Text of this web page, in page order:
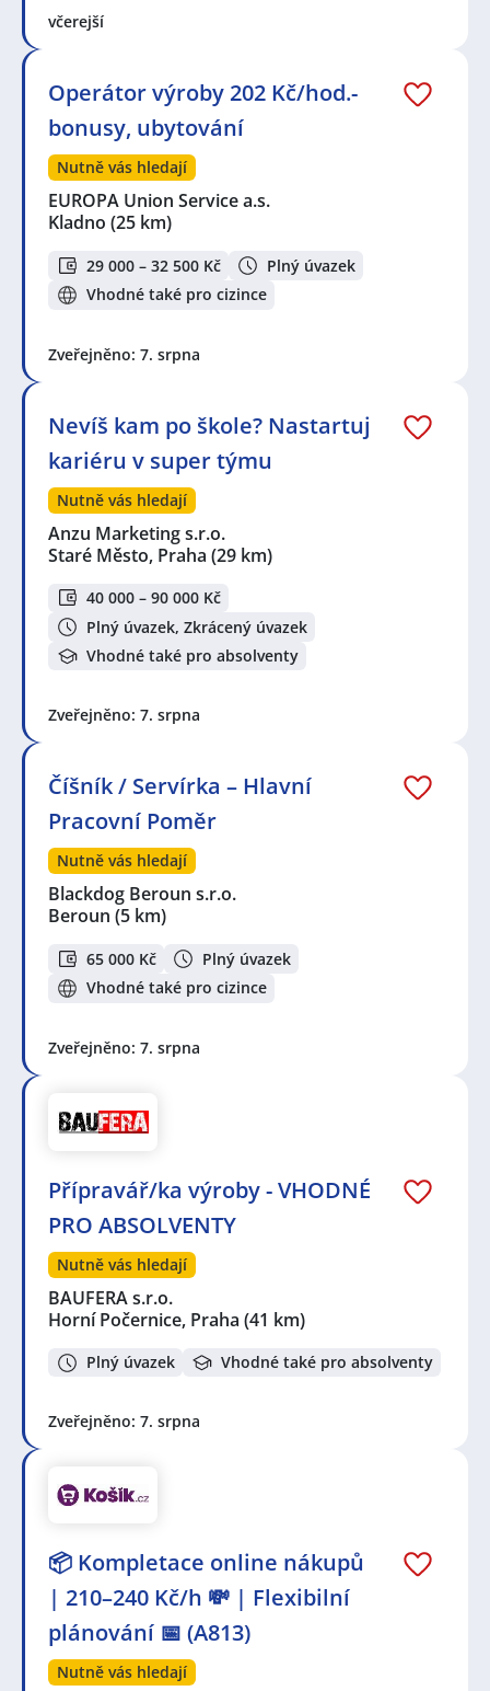
Lety, okres Praha-západ
Brdy
Všenory
včerejší
Operátor výroby 202 Kč/hod.-
bonusy, ubytování
Nutně vás hledají
EUROPA Union Service a.s.
Kladno (25 km)
29 000 – 32 500 Kč
Plný úvazek
Vhodné také pro cizince
Zveřejněno: 7. srpna
Nevíš kam po škole? Nastartuj
kariéru v super týmu
Nutně vás hledají
Anzu Marketing s.r.o.
Staré Město, Praha (29 km)
40 000 – 90 000 Kč
Plný úvazek, Zkrácený úvazek
Vhodné také pro absolventy
Zveřejněno: 7. srpna
Číšník / Servírka – Hlavní
Pracovní Poměr
Nutně vás hledají
Blackdog Beroun s.r.o.
Beroun (5 km)
65 000 Kč
Plný úvazek
Vhodné také pro cizince
Zveřejněno: 7. srpna
Přípravář/ka výroby - VHODNÉ
PRO ABSOLVENTY
Nutně vás hledají
BAUFERA s.r.o.
Horní Počernice, Praha (41 km)
Plný úvazek Vhodné také pro absolventy
Zveřejněno: 7. srpna
📦 Kompletace online nákupů
| 210–240 Kč/h 💸 | Flexibilní
plánování 📅 (A813)
Nutně vás hledají